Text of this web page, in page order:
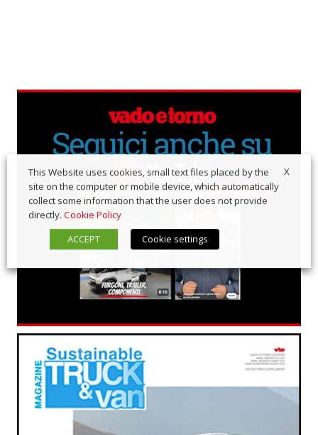
X
This Website uses cookies, small text files placed by the
site on the computer or mobile device, which automatically
collect some information that the user does not provide
directly. Cookie Policy
ACCEPT
Cookie settings